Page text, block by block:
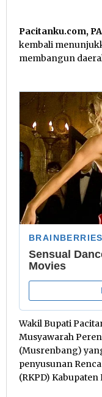
Pacitanku.com,
kembali
membangun
Wakil Bupati
Musyawarah
(Musrenbang)
penyusunan
(RKPD)